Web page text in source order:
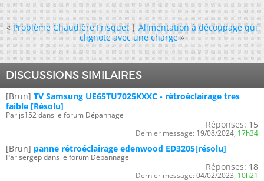
« Problème Chaudière Frisquet|Alimentation à découpage qui
clignote avec une charge »
DISCUSSIONS SIMILAIRES
[Brun] TV Samsung UE65TU7025KXXC - rétroéclairage tres
faible [Résolu]
Par js152 dans le forum Dépannage
Réponses: 15
Dernier message: 19/08/2024, 17h34
[Brun] panne rétroéclairage edenwood ED3205[résolu]
Par sergep dans le forum Dépannage
Réponses: 18
Dernier message: 04/02/2023, 10h21